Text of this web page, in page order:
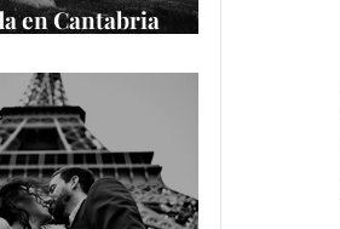
en Cantabria